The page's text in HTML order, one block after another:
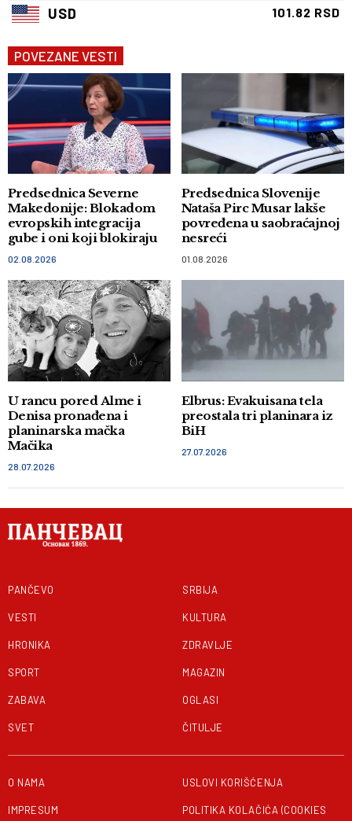
USD 101.82 RSD
POVEZANE VESTI
Predsednica Severne
Makedonije: Blokadom
evropskih integracija
gube i oni koji blokiraju
02.08.2026
Predsednica Slovenije
Nataša Pirc Musar lakše
povređena u saobraćajnoj
nesreći
01.08.2026
U rancu pored Alme i
Denisa pronađena i
planinarska mačka
Mačika
28.07.2026
Elbrus: Evakuisana tela
preostala tri planinara iz
BiH
27.07.2026
PANČEVO
VESTI
HRONIKA
SPORT
ZABAVA
SVET
SRBIJA
KULTURA
ZDRAVLJE
MAGAZIN
OGLASI
ČITULJE
O NAMA
IMPRESUM
USLOVI KORIŠĆENJA
POLITIKA KOLAČIĆA (COOKIES